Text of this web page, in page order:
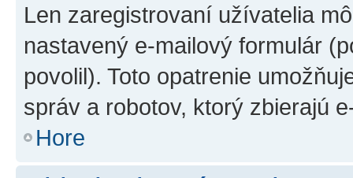
Len zaregistrovaní užívatelia
nastavený e-mailový formulár
povolil). Toto opatrenie
správ a robotov, ktorý zbierajú
Hore